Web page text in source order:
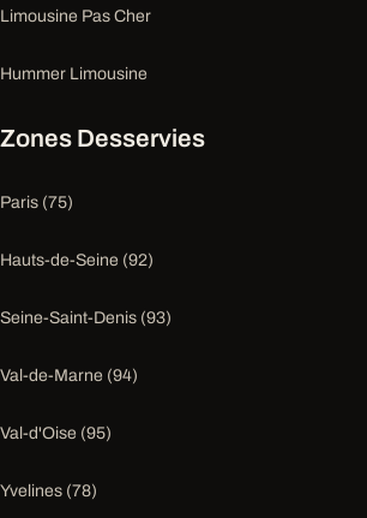
Limousine Pas Cher
Hummer Limousine
Zones Desservies
Paris (75)
Hauts-de-Seine (92)
Seine-Saint-Denis (93)
Val-de-Marne (94)
Val-d'Oise (95)
Yvelines (78)